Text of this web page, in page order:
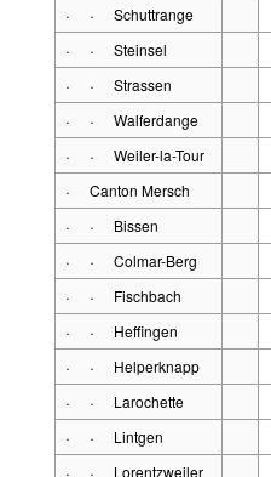
· · Schuttrange
· · Steinsel
· · Strassen
· · Walferdange
· · Weiler-la-Tour
·
Canton Mersch
· · Bissen
· · Colmar-Berg
· · Fischbach
· · Heffingen
· · Helperknapp
· · Larochette
· · Lintgen
· · Lorentzweiler